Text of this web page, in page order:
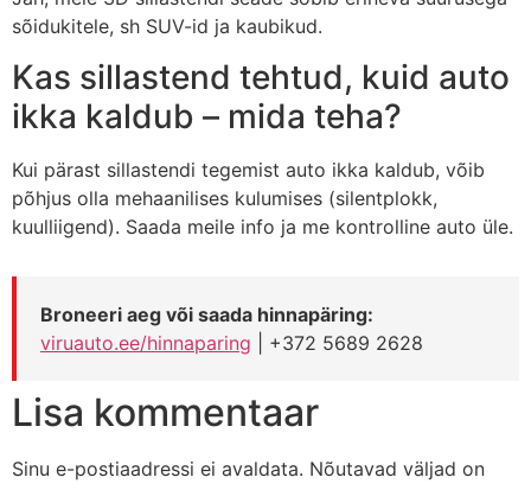
sõidukitele, sh SUV-id ja kaubikud.
Kas sillastend tehtud, kuid auto
ikka kaldub – mida teha?
Kui pärast sillastendi tegemist auto ikka kaldub, võib
põhjus olla mehaanilises kulumises (silentplokk,
kuulliigend). Saada meile info ja me kontrolline auto üle.
Broneeri aeg või saada hinnapäring:
viruauto.ee/hinnaparing | +372 5689 2628
Lisa kommentaar
Sinu e-postiaadressi ei avaldata. Nõutavad väljad on